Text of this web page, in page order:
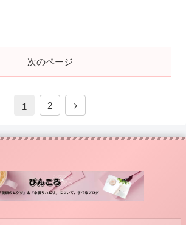
次のページ
1 2